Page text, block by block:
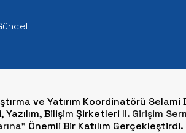
ve Yatırım Koordinatörü Selami
Yazılım, Bilişim Şirketleri II. Girişim
Önemli Bir Katılım Gerçekleştirdi.